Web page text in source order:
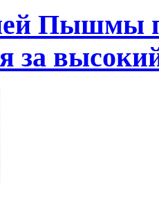
Пышмы
за